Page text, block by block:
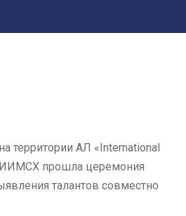
территории АЛ «International
прошла церемония
талантов совместно